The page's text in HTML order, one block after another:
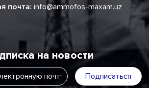
почта: info@ammofos-maxam.uz
на новости
Подписаться